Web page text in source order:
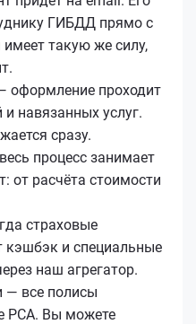
ГИБДД прямо с
такую же силу,
оформление проходит
навязанных услуг.
сразу.
процесс занимает
от расчёта стоимости
страховые
кэшбэк и специальные
наш агрегатор.
— все полисы
РСА. Вы можете